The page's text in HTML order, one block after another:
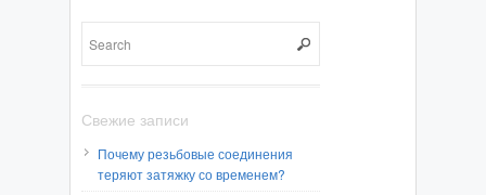
Свежие записи
Почему резьбовые соединения
теряют затяжку со временем?